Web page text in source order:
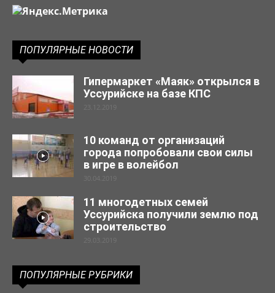
ПОПУЛЯРНЫЕ НОВОСТИ
Гипермаркет «Маяк» открылся в
Уссурийске на базе КПС
23.12.2019
10 команд от организаций
города попробовали свои силы
в игре в волейбол
30.04.2019
11 многодетных семей
Уссурийска получили землю под
строительство
29.03.2019
ПОПУЛЯРНЫЕ РУБРИКИ